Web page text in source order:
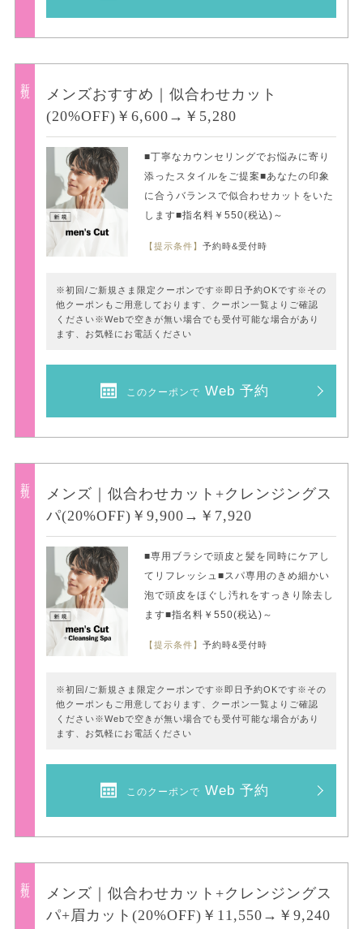
新規
メンズおすすめ｜似合わせカット
(20%OFF)￥6,600→￥5,280
■丁寧なカウンセリングでお悩みに寄り
添ったスタイルをご提案■あなたの印象
に合うバランスで似合わせカットをいた
します■指名料￥550(税込)～
【提示条件】予約時&受付時
※初回/ご新規さま限定クーポンです※即日予約OKです※その
他クーポンもご用意しております、クーポン一覧よりご確認
ください※Webで空きが無い場合でも受付可能な場合があり
ます、お気軽にお電話ください
このクーポンで Web 予約
新規
メンズ｜似合わせカット+クレンジングス
パ(20%OFF)￥9,900→￥7,920
■専用ブラシで頭皮と髪を同時にケアし
てリフレッシュ■スパ専用のきめ細かい
泡で頭皮をほぐし汚れをすっきり除去し
ます■指名料￥550(税込)～
【提示条件】予約時&受付時
※初回/ご新規さま限定クーポンです※即日予約OKです※その
他クーポンもご用意しております、クーポン一覧よりご確認
ください※Webで空きが無い場合でも受付可能な場合があり
ます、お気軽にお電話ください
このクーポンで Web 予約
新規
メンズ｜似合わせカット+クレンジングス
パ+眉カット(20%OFF)￥11,550→￥9,240